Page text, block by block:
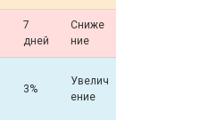
7
дней
Сниже
ние
3%
Увелич
ение